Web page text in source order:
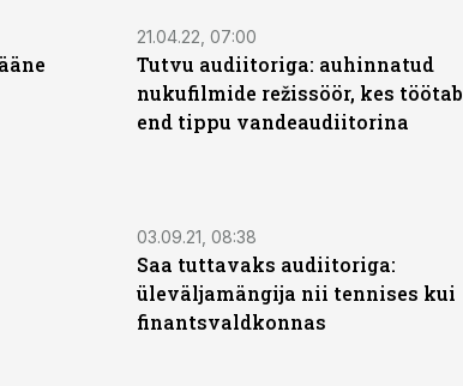
21.04.22, 07:00
Tutvu audiitoriga: auhinnatud
nukufilmide režissöör, kes töötab
end tippu vandeaudiitorina
03.09.21, 08:38
Saa tuttavaks audiitoriga:
üleväljamängija nii tennises kui
finantsvaldkonnas